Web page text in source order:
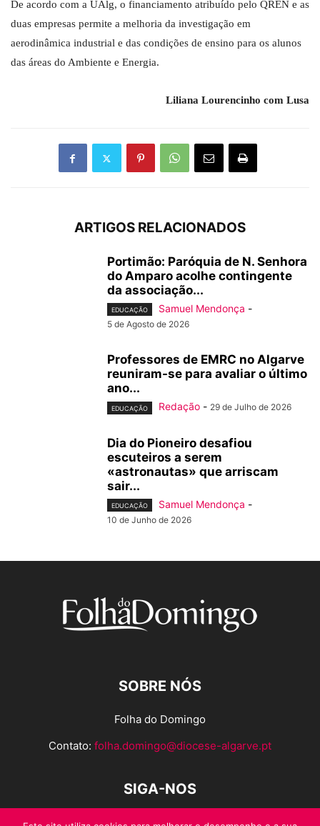
De acordo com a UAlg, o financiamento atribuído pelo QREN e as
duas empresas permite a melhoria da investigação em
aerodinâmica industrial e das condições de ensino para os alunos
das áreas do Ambiente e Energia.
Liliana Lourencinho com Lusa
ARTIGOS RELACIONADOS
Portimão: Paróquia de N. Senhora
do Amparo acolhe contingente
da associação...
EDUCAÇÃO Samuel Mendonça -
5 de Agosto de 2026
Professores de EMRC no Algarve
reuniram-se para avaliar o último
ano...
EDUCAÇÃO Redação - 29 de Julho de 2026
Dia do Pioneiro desafiou
escuteiros a serem
«astronautas» que arriscam
sair...
EDUCAÇÃO Samuel Mendonça -
10 de Junho de 2026
SOBRE NÓS
Folha do Domingo
Contato: folha.domingo@diocese-algarve.pt
SIGA-NOS